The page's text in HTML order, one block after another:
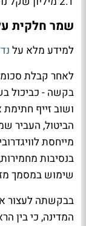
שמר חלקית
למידע מלא על
לאחר קבלת
בקשה - כביכול
ושוב זייף
מייחסת
בנסיבות
שימוש במסמך
בבקשתה לעצור
המדינה, כי בין